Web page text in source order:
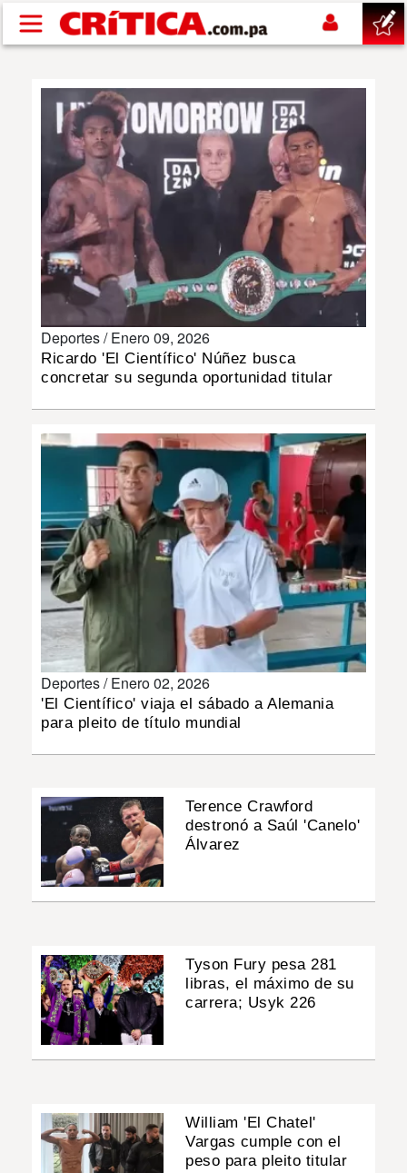
Pasar al contenido principal
SUCESOS
NACIONAL
POLÍTICA
SHOW
DEPORTES
INSÓLITAS
MULTIMEDIA
IMPRESO
Deportes /Enero 09, 2026
Ricardo 'El Científico' Núñez busca
concretar su segunda oportunidad titular
Deportes /Enero 02, 2026
'El Científico' viaja el sábado a Alemania
para pleito de título mundial
Terence Crawford
destronó a Saúl 'Canelo'
Álvarez
Tyson Fury pesa 281
libras, el máximo de su
carrera; Usyk 226
William 'El Chatel'
Vargas cumple con el
peso para pleito titular